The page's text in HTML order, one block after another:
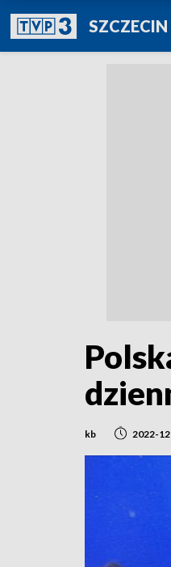
SZCZECIN
TVP
kb 2022-